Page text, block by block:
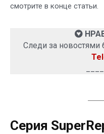
смотрите в конце статьи.
Следи за новостями
Серия